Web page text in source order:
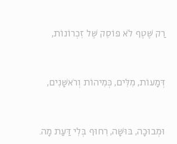
רַק שֶׁטֶף לֹא פּוֹסֵק שֶׁל זִכְרוֹנוֹת,
דְּמָעוֹת, מִלִּים, כְּמִיהוֹת וְרֹאשָׁנִים,
וּמְבוּכָה, בּוּשָׁה, רִחוּף בְּלִי דַּעַת מָה.